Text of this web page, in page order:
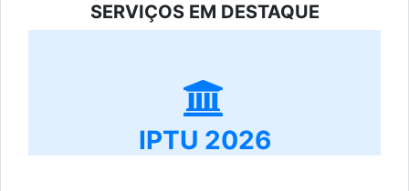
SERVIÇOS EM DESTAQUE
IPTU 2026